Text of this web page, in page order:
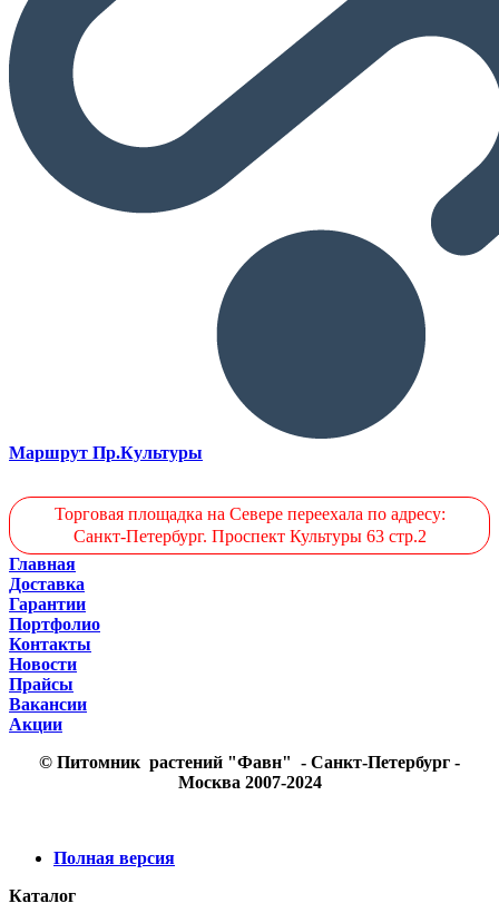
Маршрут Пр.Культуры
Торговая площадка на Севере переехала по адресу:
Санкт-Петербург. Проспект Культуры 63 стр.2
Главная
Доставка
Гарантии
Портфолио
Контакты
Новости
Прайсы
Вакансии
Акции
© Питомник растений "Фавн" - Санкт-Петербург -
Москва 2007-2024
Полная версия
Каталог